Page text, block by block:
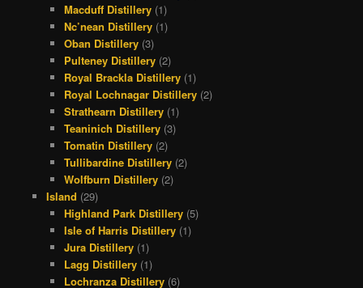
Macduff Distillery (1)
Nc’nean Distillery (1)
Oban Distillery (3)
Pulteney Distillery (2)
Royal Brackla Distillery (1)
Royal Lochnagar Distillery (2)
Strathearn Distillery (1)
Teaninich Distillery (3)
Tomatin Distillery (2)
Tullibardine Distillery (2)
Wolfburn Distillery (2)
Island (29)
Highland Park Distillery (5)
Isle of Harris Distillery (1)
Jura Distillery (1)
Lagg Distillery (1)
Lochranza Distillery (6)